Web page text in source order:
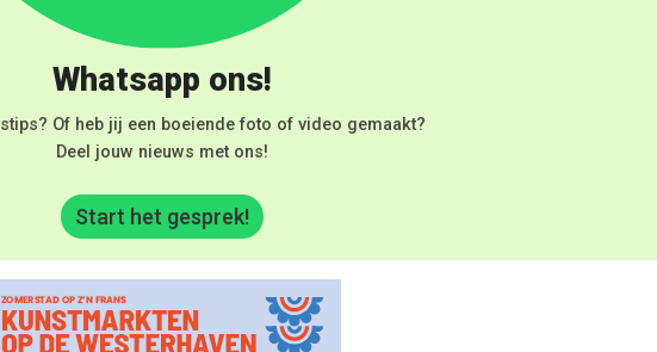
Whatsapp ons!
Of heb jij een boeiende foto of video gemaakt?
Deel jouw nieuws met ons!
Start het gesprek!